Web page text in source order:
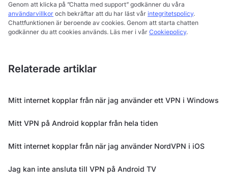
Genom att klicka på ”Chatta med support” godkänner du våra
användarvillkor och bekräftar att du har läst vår integritetspolicy.
Chattfunktionen är beroende av cookies. Genom att starta chatten
godkänner du att cookies används. Läs mer i vår Cookiepolicy.
Relaterade artiklar
Mitt internet kopplar från när jag använder ett VPN i Windows
Mitt VPN på Android kopplar från hela tiden
Mitt internet kopplar från när jag använder NordVPN i iOS
Jag kan inte ansluta till VPN på Android TV